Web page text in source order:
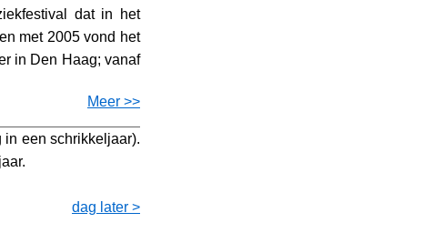
dat in het
met 2005 vond het
in Den Haag; vanaf
Meer >>
in een schrikkeljaar).
dag later >